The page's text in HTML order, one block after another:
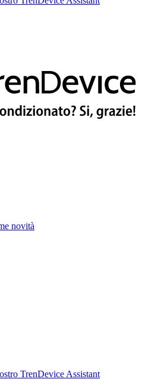
novità
TrenDevice Assistant